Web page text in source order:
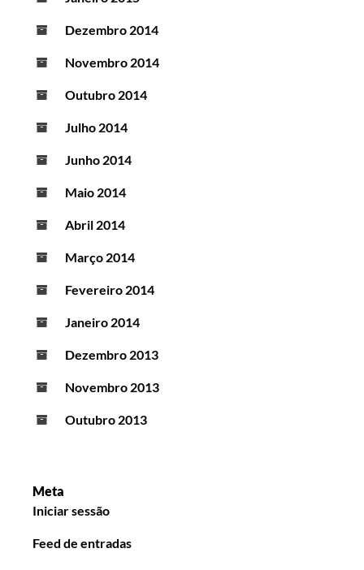
Dezembro 2014
Novembro 2014
Outubro 2014
Julho 2014
Junho 2014
Maio 2014
Abril 2014
Março 2014
Fevereiro 2014
Janeiro 2014
Dezembro 2013
Novembro 2013
Outubro 2013
Meta
Iniciar sessão
Feed de entradas